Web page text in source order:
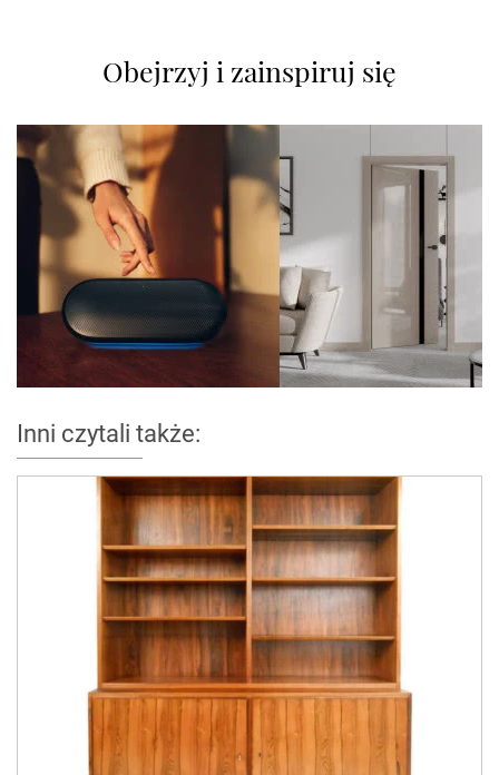
Obejrzyj i zainspiruj się
Inni czytali także: